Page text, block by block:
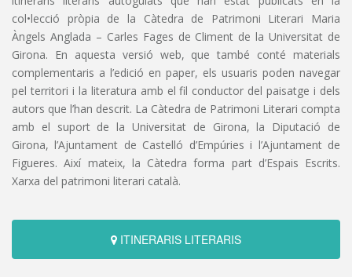
col•lecció pròpia de la Càtedra de Patrimoni Literari Maria
Àngels Anglada – Carles Fages de Climent de la Universitat de
Girona. En aquesta versió web, que també conté materials
complementaris a l’edició en paper, els usuaris poden navegar
pel territori i la literatura amb el fil conductor del paisatge i dels
autors que l’han descrit. La Càtedra de Patrimoni Literari compta
amb el suport de la Universitat de Girona, la Diputació de
Girona, l’Ajuntament de Castelló d’Empúries i l’Ajuntament de
Figueres. Així mateix, la Càtedra forma part d’Espais Escrits.
Xarxa del patrimoni literari català.
ITINERARIS LITERARIS